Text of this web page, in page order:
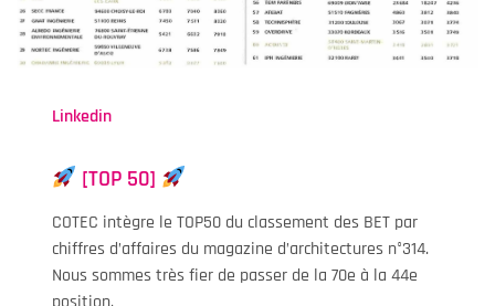
Linkedin
[TOP 50]
COTEC intègre le TOP50 du classement des BET par
chiffres d’affaires du magazine d’architectures n°314.
Nous sommes très fier de passer de la 70e à la 44e